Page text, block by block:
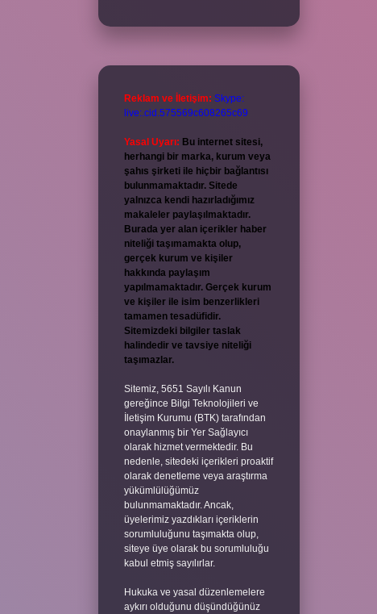
Reklam ve İletişim: Skype:
live:.cid.575569c608265c69
Yasal Uyarı: Bu internet sitesi,
herhangi bir marka, kurum veya
şahıs şirketi ile hiçbir bağlantısı
bulunmamaktadır. Sitede
yalnızca kendi hazırladığımız
makaleler paylaşılmaktadır.
Burada yer alan içerikler haber
niteliği taşımamakta olup,
gerçek kurum ve kişiler
hakkında paylaşım
yapılmamaktadır. Gerçek kurum
ve kişiler ile isim benzerlikleri
tamamen tesadüfidir.
Sitemizdeki bilgiler taslak
halindedir ve tavsiye niteliği
taşımazlar.
Sitemiz, 5651 Sayılı Kanun
gereğince Bilgi Teknolojileri ve
İletişim Kurumu (BTK) tarafından
onaylanmış bir Yer Sağlayıcı
olarak hizmet vermektedir. Bu
nedenle, sitedeki içerikleri proaktif
olarak denetleme veya araştırma
yükümlülüğümüz
bulunmamaktadır. Ancak,
üyelerimiz yazdıkları içeriklerin
sorumluluğunu taşımakta olup,
siteye üye olarak bu sorumluluğu
kabul etmiş sayılırlar.
Hukuka ve yasal düzenlemelere
aykırı olduğunu düşündüğünüz